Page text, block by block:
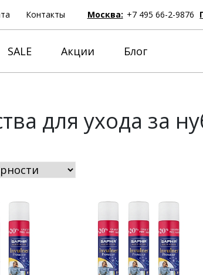
Контакты Москва: +7 495 66-2-9876
SALE Акции Блог
для ухода за